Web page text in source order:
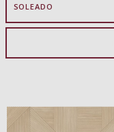
SOLEADO